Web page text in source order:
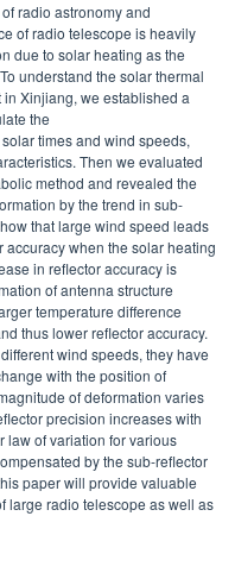
radio astronomy and
of radio telescope is heavily
due to solar heating as the
understand the solar thermal
Xinjiang, we established a
the
times and wind speeds,
Then we evaluated
method and revealed the
by the trend in sub-
that large wind speed leads
when the solar heating
in reflector accuracy is
of antenna structure
temperature difference
thus lower reflector accuracy.
wind speeds, they have
with the position of
of deformation varies
precision increases with
law of variation for various
by the sub-reflector
paper will provide valuable
large radio telescope as well as